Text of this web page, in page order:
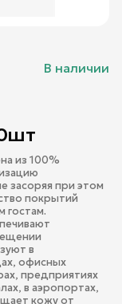
В наличии
из 100%
засоряя при этом
покрытий
гостам.
в
офисных
предприятиях
в аэропортах,
кожу от